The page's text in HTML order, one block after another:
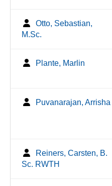
Otto, Sebastian,
M.Sc.
Plante, Marlin
Puvanarajan, Arrisha
Reiners, Carsten, B.
Sc. RWTH